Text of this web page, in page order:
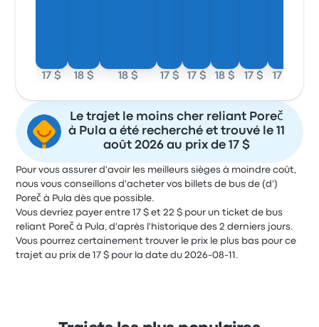
17 $ 18 $ 18 $ 17 $ 17 $ 18 $ 17 $ 17 $
Le trajet le moins cher reliant Poreč
à Pula a été recherché et trouvé le 11
août 2026 au prix de 17 $
Pour vous assurer d'avoir les meilleurs sièges à moindre coût,
nous vous conseillons d'acheter vos billets de bus de (d')
Poreč à Pula dès que possible.
Vous devriez payer entre 17 $ et 22 $ pour un ticket de bus
reliant Poreč à Pula, d'après l'historique des 2 derniers jours.
Vous pourrez certainement trouver le prix le plus bas pour ce
trajet au prix de 17 $ pour la date du 2026-08-11.